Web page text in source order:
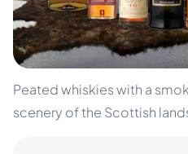
Peated whiskies with a
scenery of the Scottish